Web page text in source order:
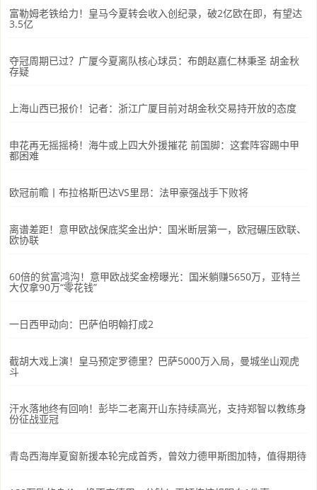
富勒姆老铁给力！皇马今夏转会收入创纪录，破2亿欧在即，有望达
3.5亿
夺冠周期已过？广厦今夏离队核心球员：布朗赵嘉仁林秉圣 胡金秋
存疑
上海山西已报价！记者：浙江广厦目前对胡金秋交易持开放的态度
申花再无摇摇椅！海牛或上四大外援摧花 前国脚：这套阵容踢中甲
都困难
欧冠前瞻丨布拉格斯巴达VS里昂：法甲豪强战手下败将
离谱差距！意甲欧战保底奖金出炉：国米断层第一，欧冠碾压欧联、
欧协联
60倍的贫富鸿沟！意甲欧战奖金榜曝光：国米躺赚5650万，亚特兰
大仅拿90万“零花钱”
一日西甲动向：巴萨伯明翰打成2
截胡大戏上演！皇马预定罗德里？巴萨5000万入局，曼城坐山观虎
斗
汗水落地终有回响！彭毕二老离开山东持续高光，支持郑智以教练身
份征战亚冠
青岛西海岸夏窗新援本轮完成首秀，曾效力德甲斯图加特，值得期待